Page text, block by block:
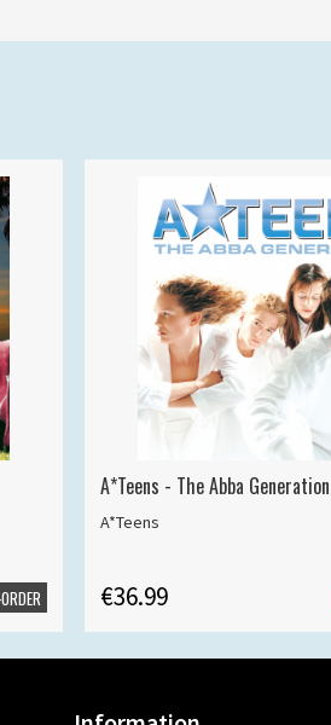
A*Teens - The Abba
A*Teens
€36.99